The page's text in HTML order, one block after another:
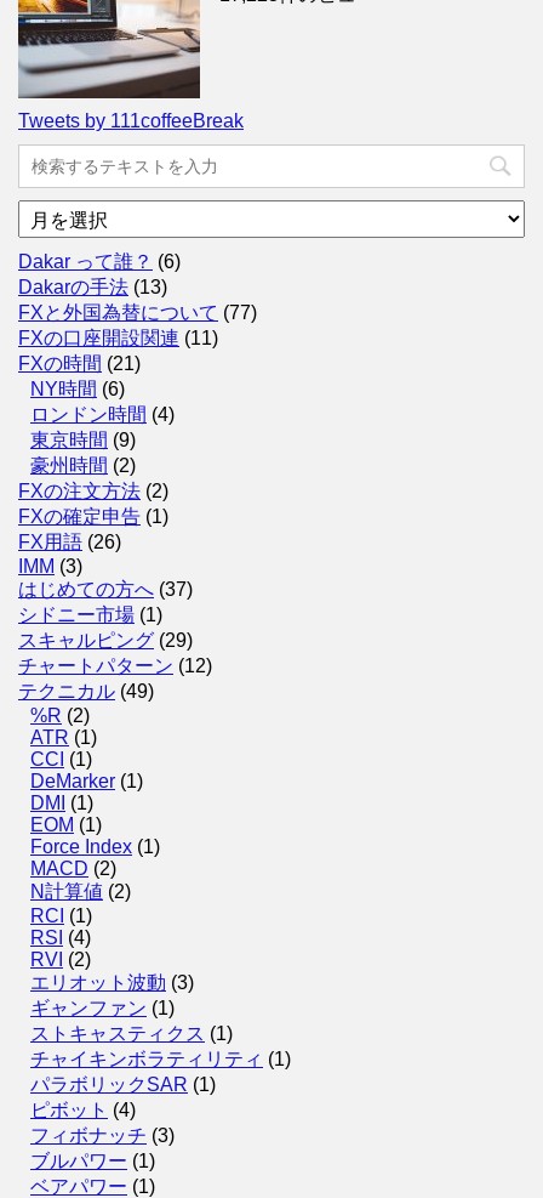
Tweets by 111coffeeBreak
ア
ー
カ
イ
ブ
Dakar って誰？ (6)
Dakarの手法 (13)
FXと外国為替について (77)
FXの口座開設関連 (11)
FXの時間 (21)
NY時間 (6)
ロンドン時間 (4)
東京時間 (9)
豪州時間 (2)
FXの注文方法 (2)
FXの確定申告 (1)
FX用語 (26)
IMM (3)
はじめての方へ (37)
シドニー市場 (1)
スキャルピング (29)
チャートパターン (12)
テクニカル (49)
%R (2)
ATR (1)
CCI (1)
DeMarker (1)
DMI
(1)
EOM (1)
Force Index (1)
MACD (2)
N計算値 (2)
RCI (1)
RSI (4)
RVI (2)
エリオット波動 (3)
ギャンファン (1)
ストキャスティクス (1)
チャイキンボラティリティ (1)
パラボリックSAR (1)
ピボット (4)
フィボナッチ (3)
ブルパワー (1)
ベアパワー (1)